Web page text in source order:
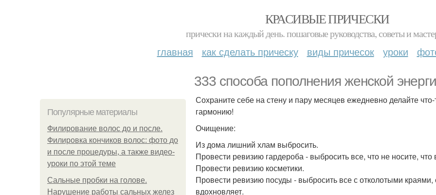
КРАСИВЫЕ ПРИЧЕСКИ
прически на каждый день. пошаговые руководства, советы и
главная как сделать прическу виды причесок уроки
333 способа пополнения женской
Популярные материалы
Филирование волос до и после.
Филировка кончиков волос: фото до
и после процедуры, а также видео-
уроки по этой теме
Сальные пробки на голове.
Нарушение работы сальных желез
Сохраните себе на стену и пару месяцев ежедневно делайте что-
гармонию!
Очищение:
Из дома лишний хлам выбросить.
Провести ревизию гардероба - выбросить все, что не носите,
Провести ревизию косметики.
Провести ревизию посуды - выбросить все с отколотыми
вдохновляет.